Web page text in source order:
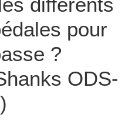
pour
?
ODS-